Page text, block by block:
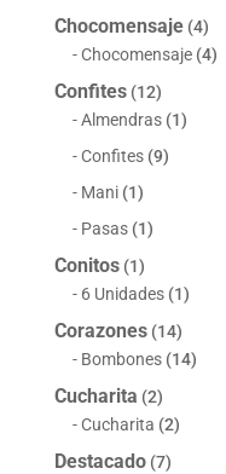
Chocomensaje (4)
Chocomensaje (4)
Confites (12)
Almendras (1)
Confites (9)
Mani (1)
Pasas (1)
Conitos (1)
6 Unidades (1)
Corazones (14)
Bombones (14)
Cucharita (2)
Cucharita (2)
Destacado (7)